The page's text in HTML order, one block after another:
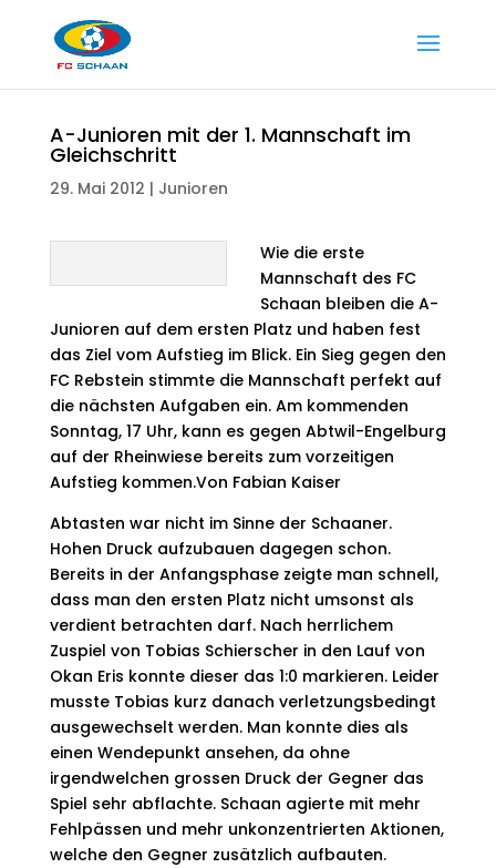
A-Junioren mit der 1. Mannschaft im
Gleichschritt
29. Mai 2012 | Junioren
Wie die erste
Mannschaft des FC
Schaan bleiben die A-
Junioren auf dem ersten Platz und haben fest
das Ziel vom Aufstieg im Blick. Ein Sieg gegen den
FC Rebstein stimmte die Mannschaft perfekt auf
die nächsten Aufgaben ein. Am kommenden
Sonntag, 17 Uhr, kann es gegen Abtwil-Engelburg
auf der Rheinwiese bereits zum vorzeitigen
Aufstieg kommen.Von Fabian Kaiser
Abtasten war nicht im Sinne der Schaaner.
Hohen Druck aufzubauen dagegen schon.
Bereits in der Anfangsphase zeigte man schnell,
dass man den ersten Platz nicht umsonst als
verdient betrachten darf. Nach herrlichem
Zuspiel von Tobias Schierscher in den Lauf von
Okan Eris konnte dieser das 1:0 markieren. Leider
musste Tobias kurz danach verletzungsbedingt
ausgewechselt werden. Man konnte dies als
einen Wendepunkt ansehen, da ohne
irgendwelchen grossen Druck der Gegner das
Spiel sehr abflachte. Schaan agierte mit mehr
Fehlpässen und mehr unkonzentrierten Aktionen,
welche den Gegner zusätzlich aufbauten.